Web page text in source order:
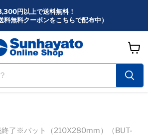
円以上で送料無料！
料無料クーポンをこちらで配布中）
ー
ト
を
了※バット（210X280mm）（BUT-